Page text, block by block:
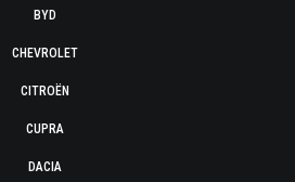
BYD
CHEVROLET
CITROËN
CUPRA
DACIA